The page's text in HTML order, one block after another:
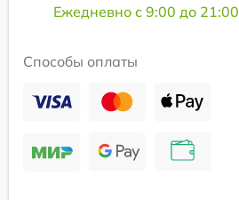
Ежедневно с 9:00 до 21:00
Способы оплаты